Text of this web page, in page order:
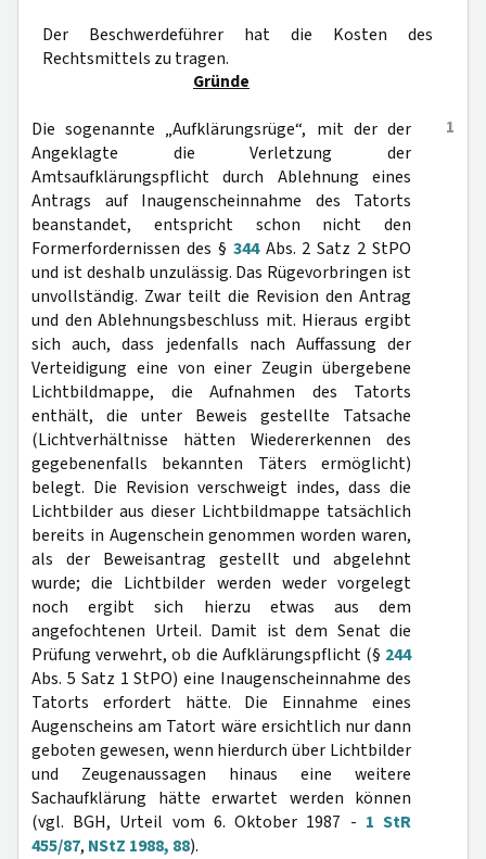
Der Beschwerdeführer hat die Kosten des
Rechtsmittels zu tragen.
Gründe
1
Die sogenannte „Aufklärungsrüge“, mit der der
Angeklagte die Verletzung der
Amtsaufklärungspflicht durch Ablehnung eines
Antrags auf Inaugenscheinnahme des Tatorts
beanstandet, entspricht schon nicht den
Formerfordernissen des § 344Abs. 2 Satz 2 StPO
und ist deshalb unzulässig. Das Rügevorbringen ist
unvollständig. Zwar teilt die Revision den Antrag
und den Ablehnungsbeschluss mit. Hieraus ergibt
sich auch, dass jedenfalls nach Auffassung der
Verteidigung eine von einer Zeugin übergebene
Lichtbildmappe, die Aufnahmen des Tatorts
enthält, die unter Beweis gestellte Tatsache
(Lichtverhältnisse hätten Wiedererkennen des
gegebenenfalls bekannten Täters ermöglicht)
belegt. Die Revision verschweigt indes, dass die
Lichtbilder aus dieser Lichtbildmappe tatsächlich
bereits in Augenschein genommen worden waren,
als der Beweisantrag gestellt und abgelehnt
wurde; die Lichtbilder werden weder vorgelegt
noch ergibt sich hierzu etwas aus dem
angefochtenen Urteil. Damit ist dem Senat die
Prüfung verwehrt, ob die Aufklärungspflicht (§ 244
Abs. 5 Satz 1 StPO) eine Inaugenscheinnahme des
Tatorts erfordert hätte. Die Einnahme eines
Augenscheins am Tatort wäre ersichtlich nur dann
geboten gewesen, wenn hierdurch über Lichtbilder
und Zeugenaussagen hinaus eine weitere
Sachaufklärung hätte erwartet werden können
(vgl. BGH, Urteil vom 6. Oktober 1987 - 1 StR
455/87, NStZ 1988, 88).